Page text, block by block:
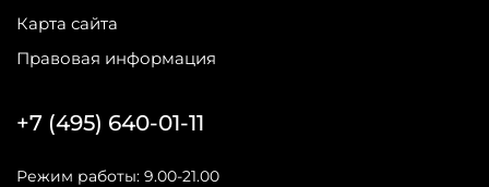
Карта сайта
Правовая информация
+7 (495) 640-01-11
Режим работы: 9.00-21.00